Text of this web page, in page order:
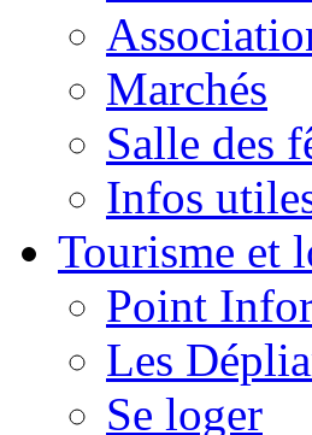
Marchés
Salle des
Infos
Tourisme et
Point
Les
Se loger